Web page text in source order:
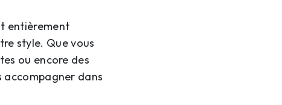
entièrement
style. Que vous
ou encore des
accompagner dans